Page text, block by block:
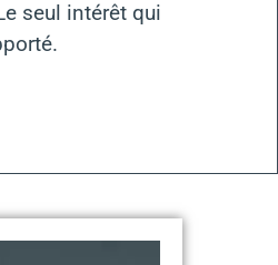
seul intérêt qui